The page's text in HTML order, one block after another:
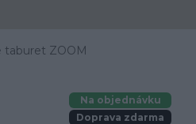
taburet ZOOM
Na objednávku
Doprava zdarma